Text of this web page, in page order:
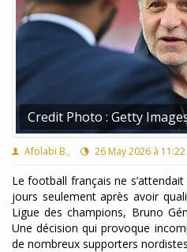
Credit Photo : Getty
Afolabi B., 26 May 2026 à 11:22
Le football français ne
jours seulement après avoir
Ligue des champions, Bruno
Une décision qui provoque
de nombreux supporters